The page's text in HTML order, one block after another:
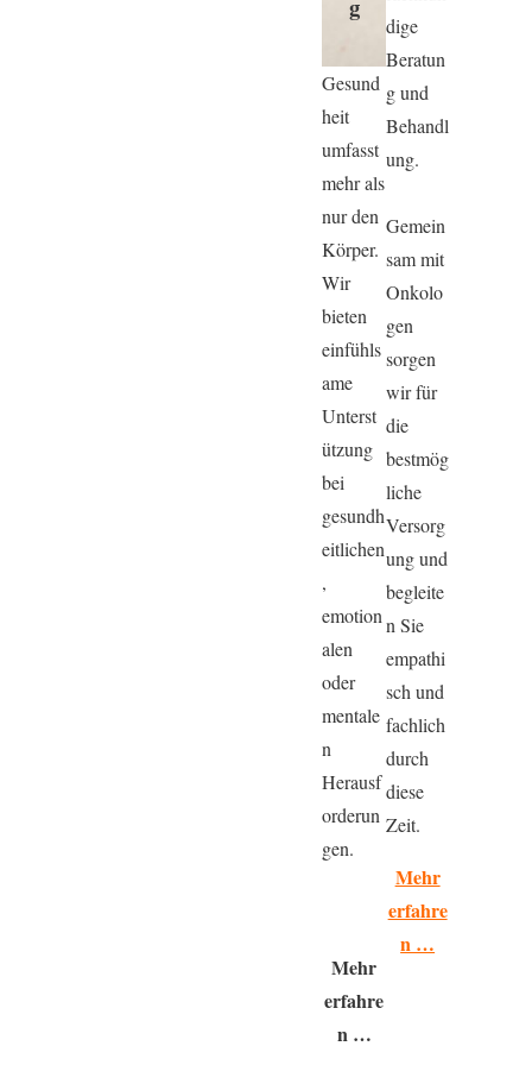
Gesund
heit
umfasst
mehr als
nur den
Körper.
Wir
bieten
einfühls
ame
Unterst
ützung
bei
gesundh
eitlichen
,
emotion
alen
oder
mentale
n
Herausf
orderun
gen.
Mehr
erfahre
n …
dige
Beratun
g und
Behandl
ung.
Gemein
sam mit
Onkolo
gen
sorgen
wir für
die
bestmög
liche
Versorg
ung und
begleite
n Sie
empathi
sch und
fachlich
durch
diese
Zeit.
Mehr
erfahre
n …